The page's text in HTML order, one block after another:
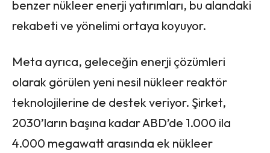
benzer nükleer enerji yatırımları, bu alandaki
rekabeti ve yönelimi ortaya koyuyor.
Meta ayrıca, geleceğin enerji çözümleri
olarak görülen yeni nesil nükleer reaktör
teknolojilerine de destek veriyor. Şirket,
2030’ların başına kadar ABD’de 1.000 ila
4.000 megawatt arasında ek nükleer